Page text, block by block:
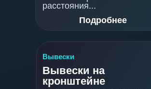
Вывески на
кронштейне
Вывески
расстояния...
Подробнее